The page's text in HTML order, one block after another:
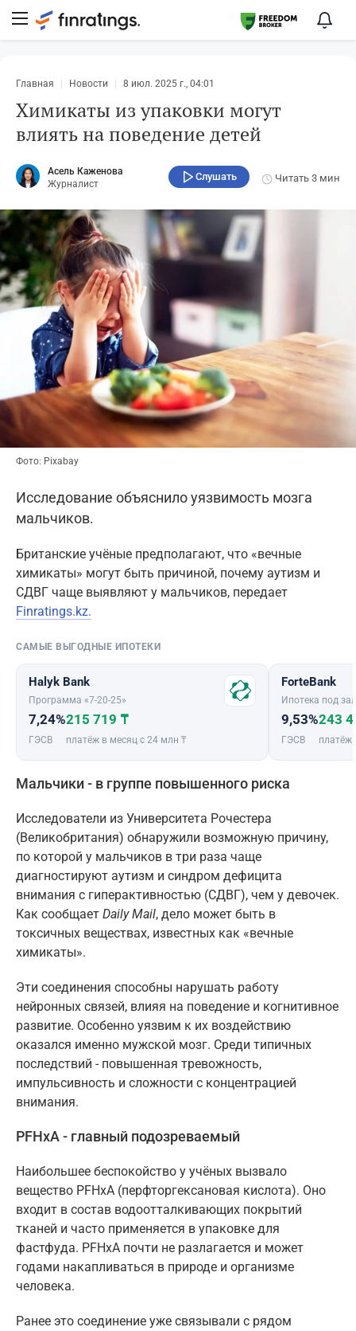
Главная Новости 8 июл. 2025 г., 04:01
Химикаты из упаковки могут
влиять на поведение детей
Асель Каженова
Журналист
Слушать Читать 3 мин
Фото: Pixabay
Исследование объяснило уязвимость мозга
мальчиков.
Британские учёные предполагают, что «вечные
химикаты» могут быть причиной, почему аутизм и
СДВГ чаще выявляют у мальчиков, передает
Finratings.kz.
САМЫЕ ВЫГОДНЫЕ ИПОТЕКИ
Halyk Bank
Программа «7-20-25»
7,24%
ГЭСВ
215 719 ₸
платёж в месяц с 24 млн ₸
ForteBank
Ипотека под
9,53%
ГЭСВ
243
платёж
Мальчики - в группе повышенного риска
Исследователи из Университета Рочестера
(Великобритания) обнаружили возможную причину,
по которой у мальчиков в три раза чаще
диагностируют аутизм и синдром дефицита
внимания с гиперактивностью (СДВГ), чем у девочек.
Как сообщает Daily Mail, дело может быть в
токсичных веществах, известных как «вечные
химикаты».
Эти соединения способны нарушать работу
нейронных связей, влияя на поведение и когнитивное
развитие. Особенно уязвим к их воздействию
оказался именно мужской мозг. Среди типичных
последствий - повышенная тревожность,
импульсивность и сложности с концентрацией
внимания.
PFHxA - главный подозреваемый
Наибольшее беспокойство у учёных вызвало
вещество PFHxA (перфторгексановая кислота). Оно
входит в состав водоотталкивающих покрытий
тканей и часто применяется в упаковке для
фастфуда. PFHxA почти не разлагается и может
годами накапливаться в природе и организме
человека.
Ранее это соединение уже связывали с рядом